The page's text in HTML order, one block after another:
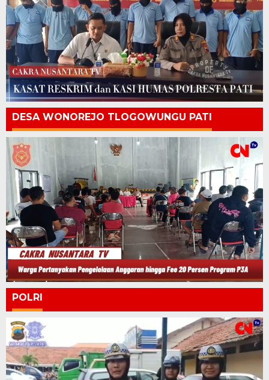
DESA WONOREJO TLOGOWUNGU PATI
POLRI